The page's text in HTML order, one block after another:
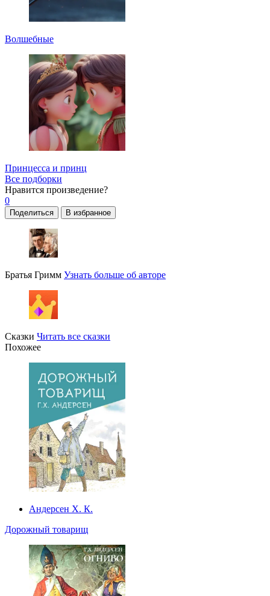
Волшебные
Принцесса и принц
Все подборки
Нравится произведение?
0
Поделиться В избранное
Братья Гримм Узнать больше об авторе
Сказки Читать все сказки
Похожее
Андерсен Х. К.
Дорожный товарищ